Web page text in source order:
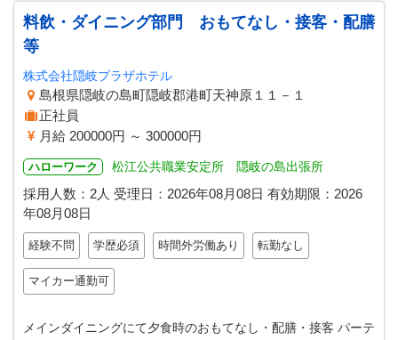
料飲・ダイニング部門 おもてなし・接客・配膳
等
株式会社隠岐プラザホテル
島根県隠岐の島町隠岐郡港町天神原１１－１
正社員
月給 200000円 ～ 300000円
ハローワーク 松江公共職業安定所 隠岐の島出張所
採用人数：2人 受理日： 2026年08月08日 有効期限： 2026
年08月08日
経験不問 学歴必須 時間外労働あり 転勤なし
マイカー通勤可
メインダイニングにて夕食時のおもてなし・配膳・接客 パーテ